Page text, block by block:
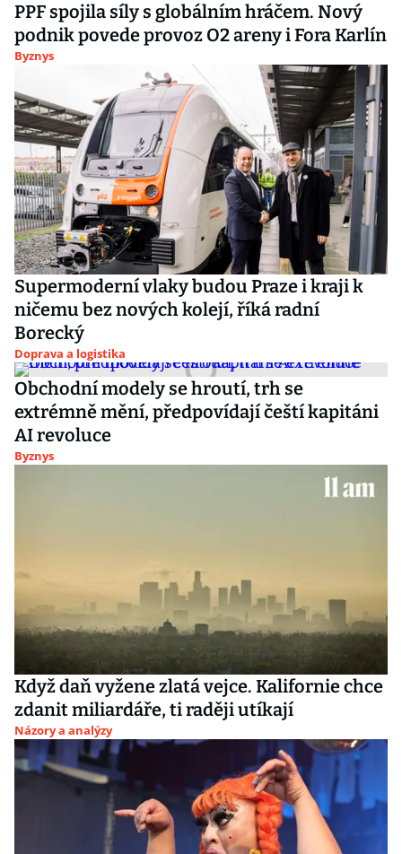
PPF spojila síly s globálním hráčem. Nový
podnik povede provoz O2 areny i Fora Karlín
Byznys
Supermoderní vlaky budou Praze i kraji k
ničemu bez nových kolejí, říká radní
Borecký
Doprava a logistika
Obchodní modely se hroutí, trh se
extrémně mění, předpovídají čeští kapitáni
AI revoluce
Byznys
Když daň vyžene zlatá vejce. Kalifornie chce
zdanit miliardáře, ti raději utíkají
Názory a analýzy